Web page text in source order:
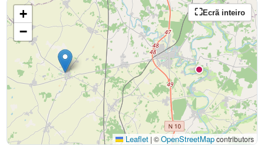
Ecrã inteiro
+
−
Leaflet | ©OpenStreetMapcontributors